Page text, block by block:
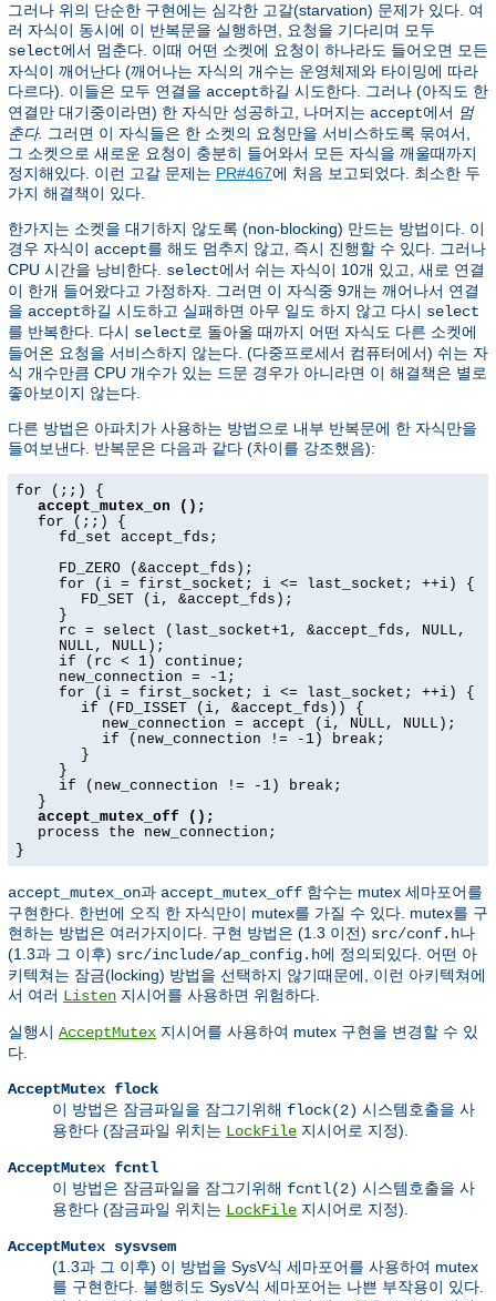
그러나 위의 단순한 구현에는 심각한 고갈(starvation) 문제가 있다. 여
러 자식이 동시에 이 반복문을 실행하면, 요청을 기다리며 모두
select에서 멈춘다. 이때 어떤 소켓에 요청이 하나라도 들어오면 모든
자식이 깨어난다 (깨어나는 자식의 개수는 운영체제와 타이밍에 따라
다르다). 이들은 모두 연결을 accept하길 시도한다. 그러나 (아직도 한
연결만 대기중이라면) 한 자식만 성공하고, 나머지는 accept에서 멈
춘다. 그러면 이 자식들은 한 소켓의 요청만을 서비스하도록 묶여서,
그 소켓으로 새로운 요청이 충분히 들어와서 모든 자식을 깨울때까지
정지해있다. 이런 고갈 문제는 PR#467에 처음 보고되었다. 최소한 두
가지 해결책이 있다.
한가지는 소켓을 대기하지 않도록 (non-blocking) 만드는 방법이다. 이
경우 자식이 accept를 해도 멈추지 않고, 즉시 진행할 수 있다. 그러나
CPU 시간을 낭비한다. select에서 쉬는 자식이 10개 있고, 새로 연결
이 한개 들어왔다고 가정하자. 그러면 이 자식중 9개는 깨어나서 연결
을 accept하길 시도하고 실패하면 아무 일도 하지 않고 다시 select
를 반복한다. 다시 select로 돌아올 때까지 어떤 자식도 다른 소켓에
들어온 요청을 서비스하지 않는다. (다중프로세서 컴퓨터에서) 쉬는 자
식 개수만큼 CPU 개수가 있는 드문 경우가 아니라면 이 해결책은 별로
좋아보이지 않는다.
다른 방법은 아파치가 사용하는 방법으로 내부 반복문에 한 자식만을
들여보낸다. 반복문은 다음과 같다 (차이를 강조했음):
for (;;) {
accept_mutex_on ();
for (;;) {
fd_set accept_fds;
FD_ZERO (&accept_fds);
for (i = first_socket; i <= last_socket; ++i) {
FD_SET (i, &accept_fds);
}
rc = select (last_socket+1, &accept_fds, NULL,
NULL, NULL);
if (rc < 1) continue;
new_connection = -1;
for (i = first_socket; i <= last_socket; ++i) {
if (FD_ISSET (i, &accept_fds)) {
new_connection = accept (i, NULL, NULL);
if (new_connection != -1) break;
}
}
if (new_connection != -1) break;
}
accept_mutex_off ();
process the new_connection;
}
accept_mutex_on과 accept_mutex_off 함수는 mutex 세마포어를
구현한다. 한번에 오직 한 자식만이 mutex를 가질 수 있다. mutex를 구
현하는 방법은 여러가지이다. 구현 방법은 (1.3 이전) src/conf.h나
(1.3과 그 이후) src/include/ap_config.h에 정의되있다. 어떤 아
키텍쳐는 잠금(locking) 방법을 선택하지 않기때문에, 이런 아키텍쳐에
서 여러 Listen 지시어를 사용하면 위험하다.
실행시 AcceptMutex 지시어를 사용하여 mutex 구현을 변경할 수 있
다.
AcceptMutex flock
이 방법은 잠금파일을 잠그기위해 flock(2) 시스템호출을 사
용한다 (잠금파일 위치는 LockFile 지시어로 지정).
AcceptMutex fcntl
이 방법은 잠금파일을 잠그기위해 fcntl(2) 시스템호출을 사
용한다 (잠금파일 위치는 LockFile 지시어로 지정).
AcceptMutex sysvsem
(1.3과 그 이후) 이 방법을 SysV식 세마포어를 사용하여 mutex
를 구현한다. 불행히도 SysV식 세마포어는 나쁜 부작용이 있다.